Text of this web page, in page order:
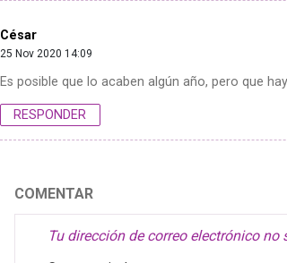
César
25 Nov 2020 14:09
Es posible que lo acaben algún año, pero que
RESPONDER
COMENTAR
Tu dirección de correo electrónico no